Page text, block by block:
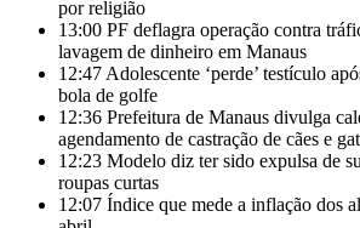
por religião
13:00 PF deflagra operação contra
lavagem de dinheiro em Manaus
12:47 Adolescente ‘perde’ testículo
bola de golfe
12:36 Prefeitura de Manaus divulga
agendamento de castração de cães e
12:23 Modelo diz ter sido expulsa de
roupas curtas
12:07 Índice que mede a inflação dos